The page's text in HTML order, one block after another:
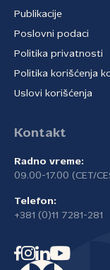
Publikacije
Poslovni podaci
Politika privatnosti
Politika korišćenja
Uslovi korišćenja
Kontakt
Radno vreme:
09.00-17.00 (CET/
Telefon:
+381 (0)11 7281-281